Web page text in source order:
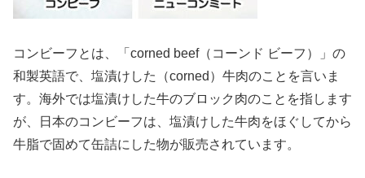
コンビーフとは、「corned beef（コーンド ビーフ）」の
和製英語で、塩漬けした（corned）牛肉のことを言いま
す。海外では塩漬けした牛のブロック肉のことを指します
が、日本のコンビーフは、塩漬けした牛肉をほぐしてから
牛脂で固めて缶詰にした物が販売されています。